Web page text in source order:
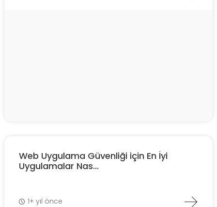
Web Uygulama Güvenliği için En İyi
Uygulamalar Nas...
1+ yıl önce